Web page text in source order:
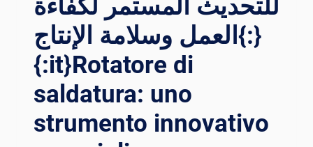
للتحديث المستمر لكفاءة
العمل وسلامة الإنتاج{:}
{:it}Rotatore di
saldatura: uno
strumento innovativo